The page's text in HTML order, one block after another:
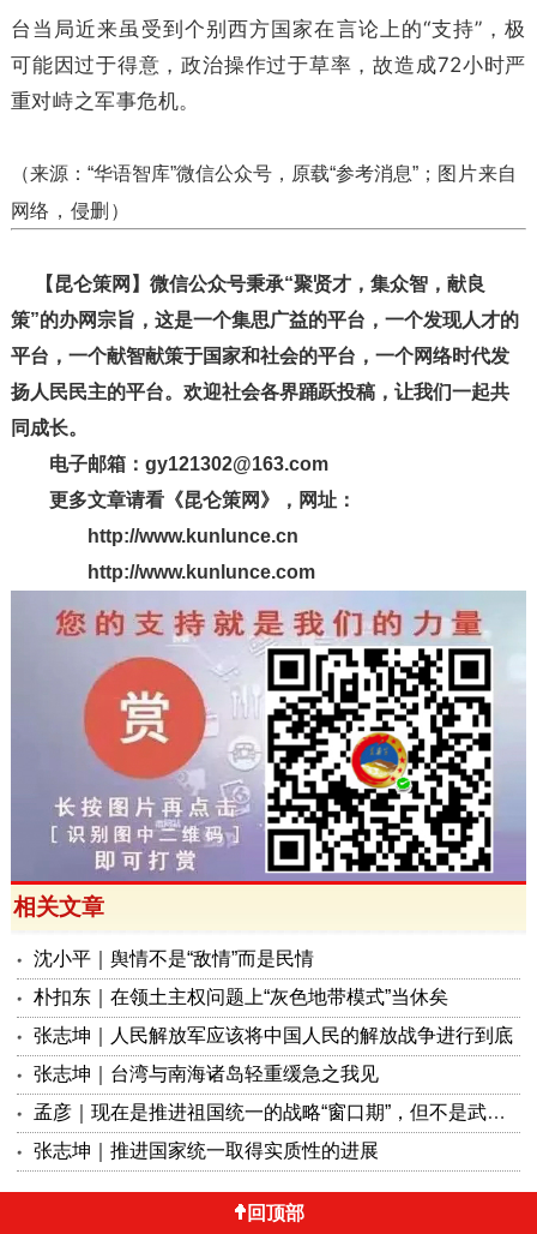
台当局近来虽受到个别西方国家在言论上的“支持”，极
可能因过于得意，政治操作过于草率，故造成72小时严
重对峙之军事危机。
（来源：“华语智库”微信公众号，原载“参考消息”；图片来自
网络，侵删）
【昆仑策网】微信公众号秉承“聚贤才，集众智，献良
策”的办网宗旨，这是一个集思广益的平台，一个发现人才的
平台，一个献智献策于国家和社会的平台，一个网络时代发
扬人民民主的平台。欢迎社会各界踊跃投稿，让我们一起共
同成长。
电子邮箱：gy121302@163.com
更多文章请看《昆仑策网》，网址：
http://www.kunlunce.cn
http://www.kunlunce.com
相关文章
沈小平｜舆情不是“敌情”而是民情
朴扣东｜在领土主权问题上“灰色地带模式”当休矣
张志坤｜人民解放军应该将中国人民的解放战争进行到底
张志坤｜台湾与南海诸岛轻重缓急之我见
孟彦｜现在是推进祖国统一的战略“窗口期”，但不是武统的“动手期”
张志坤｜推进国家统一取得实质性的进展
回顶部